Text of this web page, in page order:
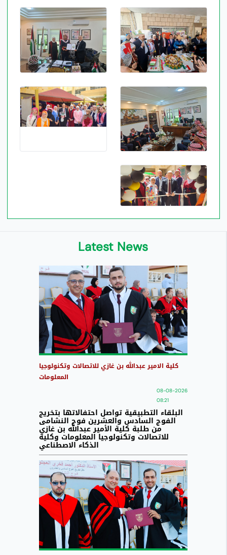
Latest News
كلية الامير عبدالله بن غازي للاتصالات وتكنولوجيا
المعلومات
08-08-2026
08:21
البلقاء التطبيقية تواصل احتفالاتها بتخريج
الفوج السادس والعشرين فوج النشامى
من طلبة كلية الأمير عبدالله بن غازي
للاتصالات وتكنولوجيا المعلومات وكلية
الذكاء الاصطناعي